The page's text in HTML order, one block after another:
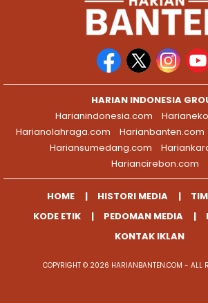
HARIAN INDONESIA
Harianindonesia.com
Harianolahraga.com
Harianbanten.com
Hariansumedang.com
Hariancirebon.com
HOME HISTORI MEDIA
KODE ETIK
PEDOMAN MEDIA
KONTAK IKLAN
COPYRIGHT © 2026 HARIANBANTEN.COM - ALL